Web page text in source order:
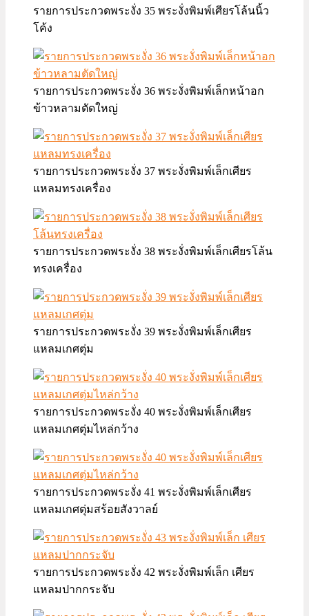
รายการประกวดพระงั่ง 35 พระงั่งพิมพ์เศียรโล้นนิ้ว
โค้ง
รายการประกวดพระงั่ง 36 พระงั่งพิมพ์เล็กหน้าอก
ข้าวหลามตัดใหญ่
รายการประกวดพระงั่ง 37 พระงั่งพิมพ์เล็กเศียร
แหลมทรงเครื่อง
รายการประกวดพระงั่ง 38 พระงั่งพิมพ์เล็กเศียรโล้น
ทรงเครื่อง
รายการประกวดพระงั่ง 39 พระงั่งพิมพ์เล็กเศียร
แหลมเกศตุ่ม
รายการประกวดพระงั่ง 40 พระงั่งพิมพ์เล็กเศียร
แหลมเกศตุ่มไหล่กว้าง
รายการประกวดพระงั่ง 41 พระงั่งพิมพ์เล็กเศียร
แหลมเกศตุ่มสร้อยสังวาลย์
รายการประกวดพระงั่ง 42 พระงั่งพิมพ์เล็ก เศียร
แหลมปากกระจับ